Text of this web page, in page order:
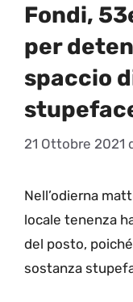
Fondi,
per
spaccio
21 Ottobre 2021
Nell’odierna
locale tenenza
del posto,
sostanza